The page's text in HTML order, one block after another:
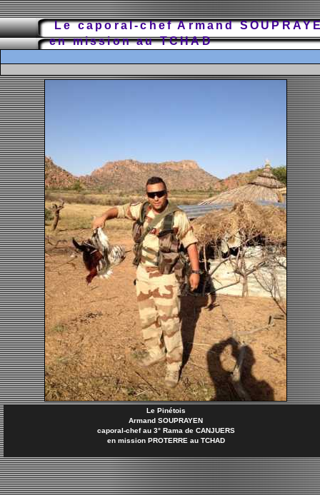
Le caporal-chef Armand
en mission au TCHAD
Le Pinétois
Armand SOUPRAYEN
caporal-chef au 3° Rama de CANJUERS
en mission PROTERRE au TCHAD